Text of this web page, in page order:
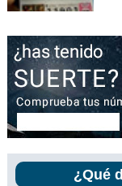
¿Qué